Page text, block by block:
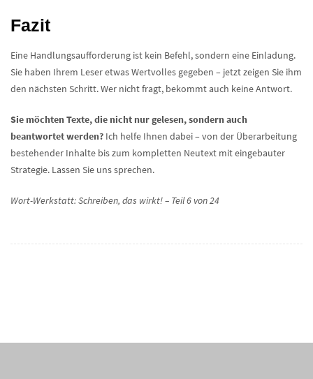
Fazit
Eine Handlungsaufforderung ist kein Befehl, sondern eine Einladung.
Sie haben Ihrem Leser etwas Wertvolles gegeben – jetzt zeigen Sie ihm
den nächsten Schritt. Wer nicht fragt, bekommt auch keine Antwort.
Sie möchten Texte, die nicht nur gelesen, sondern auch
beantwortet werden? Ich helfe Ihnen dabei – von der Überarbeitung
bestehender Inhalte bis zum kompletten Neutext mit eingebauter
Strategie. Lassen Sie uns sprechen.
Wort-Werkstatt: Schreiben, das wirkt! – Teil 6 von 24